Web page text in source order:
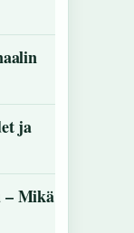
ja
– Mikä